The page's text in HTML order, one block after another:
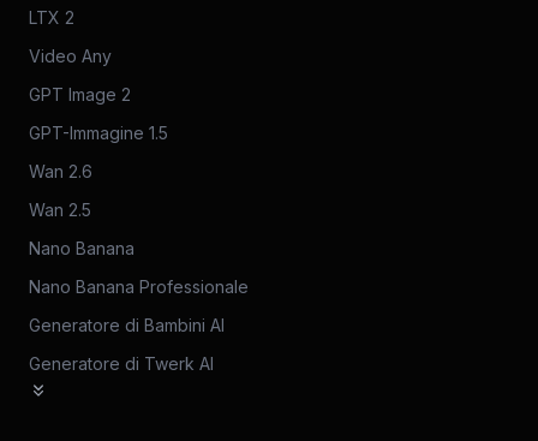
LTX 2
Video Any
GPT Image 2
GPT-Immagine 1.5
Wan 2.6
Wan 2.5
Nano Banana
Nano Banana Professionale
Generatore di Bambini AI
Generatore di Twerk AI